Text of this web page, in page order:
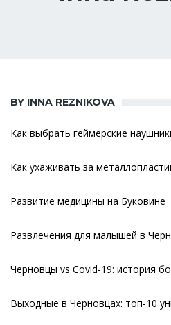
BY INNA REZNIKOVA
Как выбрать геймерские
Как ухаживать за
Развитие медицины на Буковине
Развлечения для малышей в
Черновцы vs Covid-19: история
Выходные в Черновцах: топ-10